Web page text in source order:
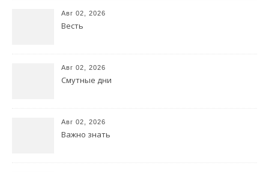
Авг 02, 2026
Весть
Авг 02, 2026
Смутные дни
Авг 02, 2026
Важно знать